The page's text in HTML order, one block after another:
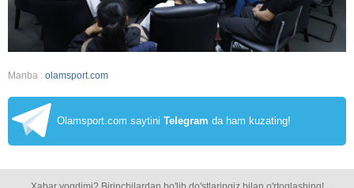
Manba : olamsport.com
Olamsport.com saytini Telegram da ham kuzating!